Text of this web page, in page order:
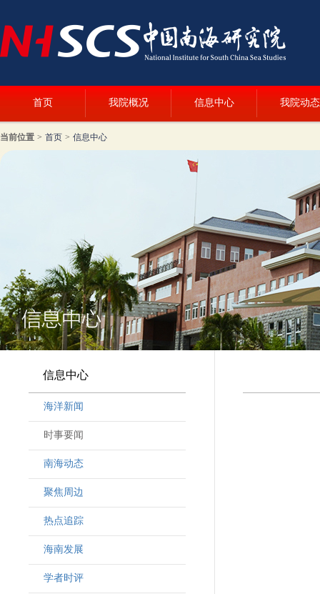
首页 我院概况 信息中心 我院动态
当前位置 > 首页 > 信息中心
信息中心
海洋新闻
时事要闻
南海动态
聚焦周边
热点追踪
海南发展
学者时评